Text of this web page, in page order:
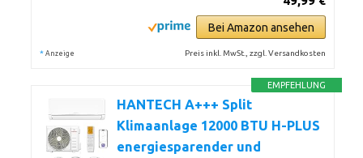
Bei Amazon ansehen
* Anzeige Preis inkl. MwSt., zzgl. Versandkosten
EMPFEHLUNG
HANTECH A+++ Split
Klimaanlage 12000 BTU H-PLUS
energiesparender und